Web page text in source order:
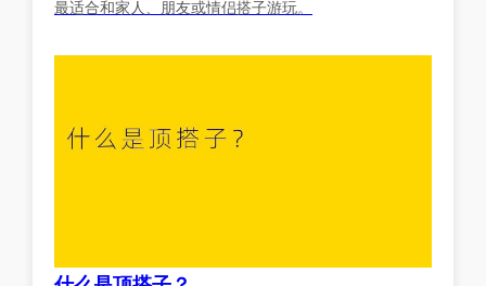
最适合和家人、朋友或情侣搭子游玩。